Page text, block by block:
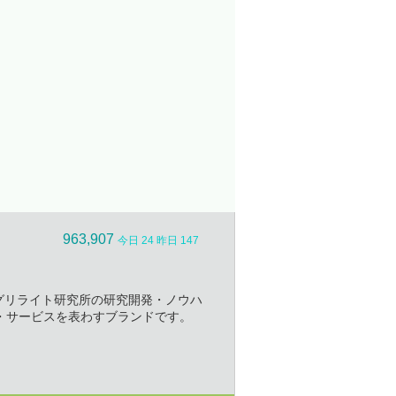
963,907 今日 24 昨日 147
ライト研究所の研究開発・ノウハ
ービスを表わすブランドです。